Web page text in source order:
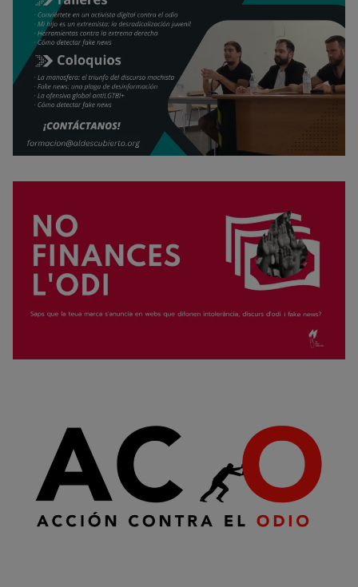
Rechazar cookies